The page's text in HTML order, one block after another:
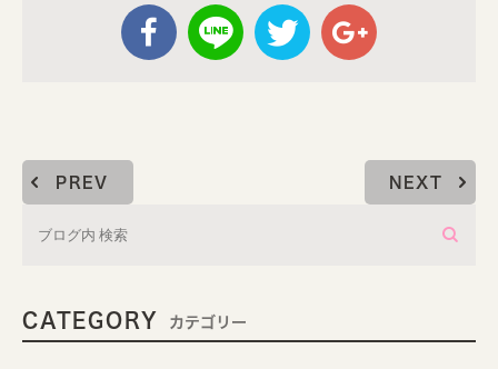
PREV NEXT
CATEGORY カテゴリー